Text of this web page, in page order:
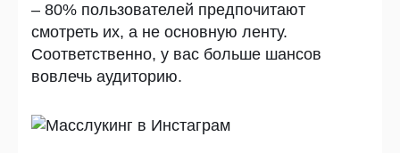
– 80% пользователей предпочитают
смотреть их, а не основную ленту.
Соответственно, у вас больше шансов
вовлечь аудиторию.